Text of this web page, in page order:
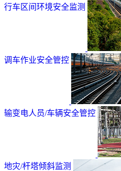
行车区间环境安全监测
调车作业安全管控
输变电人员/车辆安全管控
地灾/杆塔倾斜监测